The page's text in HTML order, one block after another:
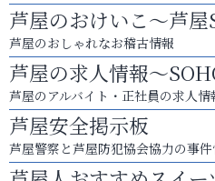
芦屋のおけいこ～芦
芦屋のおしゃれなお稽古情報
芦屋の求人情報～
芦屋のアルバイト・正社員の求人情
芦屋安全掲示板
芦屋警察と芦屋防犯協会協力の事件